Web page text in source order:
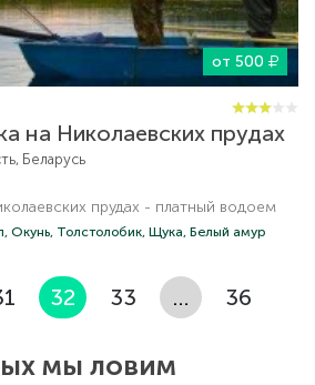
от 500
на Николаевских прудах
Беларусь
прудах - платный водоем
Окунь, Толстолобик, Щука, Белый амур
32 33 … 36
мы ловим